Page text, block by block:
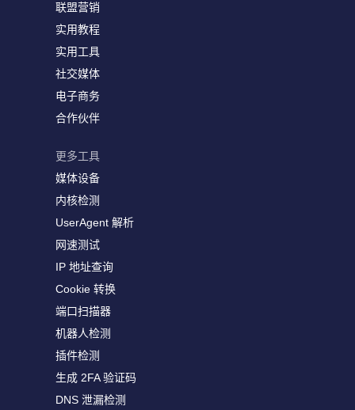
联盟营销
实用教程
实用工具
社交媒体
电子商务
合作伙伴
更多工具
媒体设备
内核检测
UserAgent 解析
网速测试
IP 地址查询
Cookie 转换
端口扫描器
机器人检测
插件检测
生成 2FA 验证码
DNS 泄漏检测